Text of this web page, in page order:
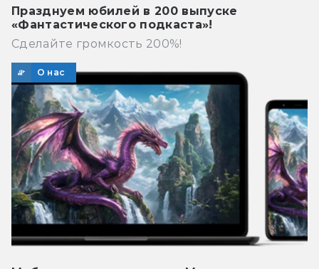
Празднуем юбилей в 200 выпуске
«Фантастического подкаста»!
Сделайте громкость 200%!
О нас